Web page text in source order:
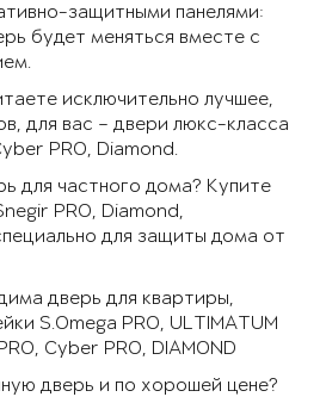
защитными панелями:
будет меняться вместе с
исключительно лучшее,
для вас – двери люкс-класса
PRO, Diamond.
для частного дома? Купите
PRO, Diamond,
для защиты дома от
дверь для квартиры,
S.Omega PRO, ULTIMATUM
Cyber PRO, DIAMOND
дверь и по хорошей цене?